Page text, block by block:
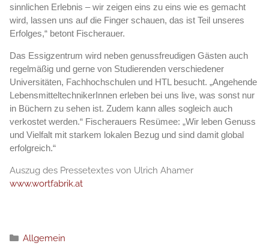
sinnlichen Erlebnis – wir zeigen eins zu eins wie es gemacht
wird, lassen uns auf die Finger schauen, das ist Teil unseres
Erfolges,“ betont Fischerauer.
Das Essigzentrum wird neben genussfreudigen Gästen auch
regelmäßig und gerne von Studierenden verschiedener
Universitäten, Fachhochschulen und HTL besucht. „Angehende
LebensmitteltechnikerInnen erleben bei uns live, was sonst nur
in Büchern zu sehen ist. Zudem kann alles sogleich auch
verkostet werden.“ Fischerauers Resümee: „Wir leben Genuss
und Vielfalt mit starkem lokalen Bezug und sind damit global
erfolgreich.“
Auszug des Pressetextes von Ulrich Ahamer
www.wortfabrik.at
Kategorien
Allgemein